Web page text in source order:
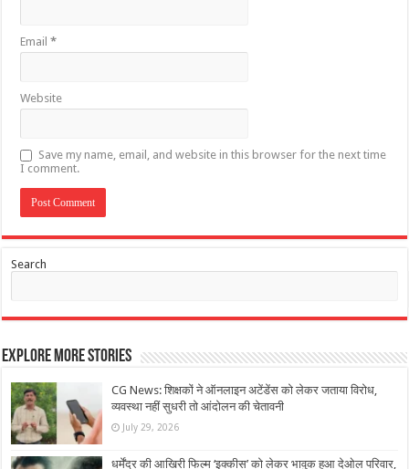
Email*
Website
Save my name, email, and website in this browser for the next time
I comment.
Search
Explore More Stories
CG News: शिक्षकों ने ऑनलाइन अटेंडेंस को लेकर जताया विरोध,
व्यवस्था नहीं सुधरी तो आंदोलन की चेतावनी
July 29, 2026
धर्मेंद्र की आखिरी फिल्म ‘इक्कीस’ को लेकर भावुक हुआ देओल परिवार,